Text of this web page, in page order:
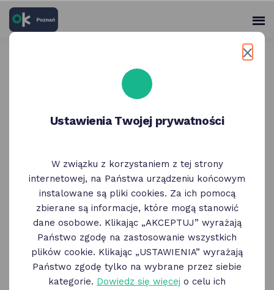
skróty
głównych
Panel
Weekend w Poznaniu 10 - 12
października
Weekend w Poznaniu: ciekawe wydarzenia
i wystawy, koncerty i kino plenerowe, spacery,
spotkania i dyskusje. Poniżej, kilka
pod/odpowiedzi na pytanie "co robić
w weekend w Poznaniu".
Ustawienia Twojej prywatności
W związku z korzystaniem z tej strony
internetowej, na Państwa urządzeniu końcowym
instalowane są pliki cookies. Za ich pomocą
zbierane są informacje, które mogą stanowić
dane osobowe. Klikając „AKCEPTUJ” wyrażają
Państwo zgodę na zastosowanie wszystkich
plików cookie. Klikając „USTAWIENIA” wyrażają
Państwo zgodę tylko na wybrane przez siebie
kategorie. Dowiedz się więcej o celu ich